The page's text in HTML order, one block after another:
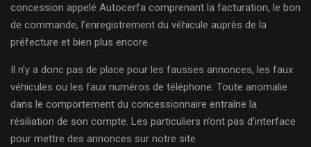
concession appelé Autocerfa comprenant la facturation, le bon
de commande, l’enregistrement du véhicule auprès de la
préfecture et bien plus encore.
Il n’y a donc pas de place pour les fausses annonces, les faux
véhicules ou les faux numéros de téléphone. Toute anomalie
dans le comportement du concessionnaire entraîne la
résiliation de son compte. Les particuliers n’ont pas d’interface
pour mettre des annonces sur notre site.